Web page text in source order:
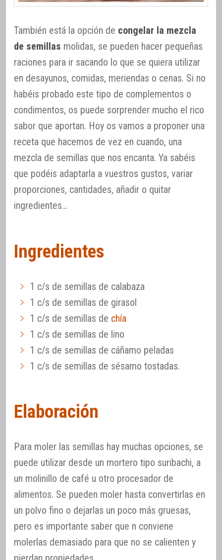
También está la opción de congelar la mezcla
de semillas molidas, se pueden hacer pequeñas
raciones para ir sacando lo que se quiera utilizar
en desayunos, comidas, meriendas o cenas. Si no
habéis probado este tipo de complementos o
condimentos, os puede sorprender mucho el rico
sabor que aportan. Hoy os vamos a proponer una
receta que hacemos de vez en cuando, una
mezcla de semillas que nos encanta. Ya sabéis
que podéis adaptarla a vuestros gustos, variar
proporciones, cantidades, añadir o quitar
ingredientes…
Ingredientes
1 c/s de semillas de calabaza
1 c/s de semillas de girasol
1 c/s de semillas de chía
1 c/s de semillas de lino
1 c/s de semillas de cáñamo peladas
1 c/s de semillas de sésamo tostadas.
Elaboración
Para moler las semillas hay muchas opciones, se
puede utilizar desde un mortero tipo suribachi, a
un molinillo de café u otro procesador de
alimentos. Se pueden moler hasta convertirlas en
un polvo fino o dejarlas un poco más gruesas,
pero es importante saber que n conviene
molerlas demasiado para que no se calienten y